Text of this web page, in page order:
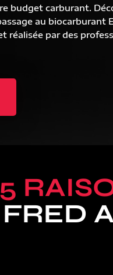
budget carburant.
au biocarburant
réalisée par des
5
FRED